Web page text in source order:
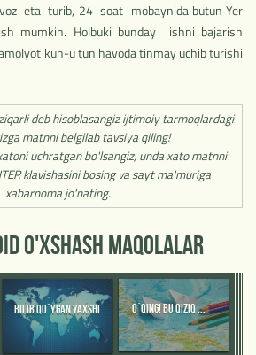
eta turib, 24 soat mobaynida butun Yer
mumkin. Holbuki bunday ishni bajarish
kun-u tun havoda tinmay uchib turishi
deb hisoblasangiz ijtimoiy tarmoqlardagi
matnni belgilab tavsiya qiling!
uchratgan bo'lsangiz, unda xato matnni
klavishasini bosing va sayt ma'muriga
xabarnoma jo'nating.
O'XSHASH MAQOLALAR
BILIB QO`YGAN YAXSHI O`QING! BU QIZIQ ...